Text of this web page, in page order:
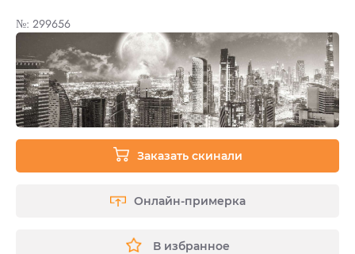
№: 299656
Заказать скинали
Онлайн-примерка
В избранное